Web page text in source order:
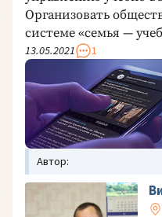
Организовать
системе «семья —
13.05.2021 1
Автор: